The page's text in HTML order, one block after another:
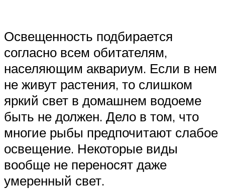
Освещенность подбирается
согласно всем обитателям,
населяющим аквариум. Если в нем
не живут растения, то слишком
яркий свет в домашнем водоеме
быть не должен. Дело в том, что
многие рыбы предпочитают слабое
освещение. Некоторые виды
вообще не переносят даже
умеренный свет.